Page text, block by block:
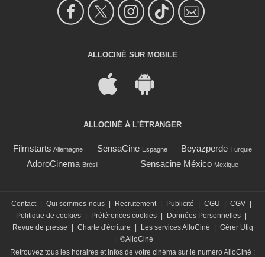
ALLOCINÉ SUR MOBILE
ALLOCINÉ À L'ÉTRANGER
Filmstarts Allemagne SensaCine Espagne Beyazperde Turquie
AdoroCinema Brésil Sensacine México Mexique
Contact Qui sommes-nous Recrutement Publicité CGU CGV
Politique de cookies
Préférences cookies Données Personnelles
Revue de presse
Charte d'écriture Les services AlloCiné
Gérer Utiq
©AlloCiné
Retrouvez tous les horaires et infos de votre cinéma sur le numéro AlloCiné :